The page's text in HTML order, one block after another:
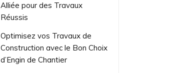
Alliée pour des Travaux
Réussis
Optimisez vos Travaux de
Construction avec le Bon Choix
d’Engin de Chantier